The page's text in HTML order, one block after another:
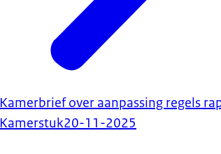
Kamerbrief over aanpassing regels
Kamerstuk20-11-2025